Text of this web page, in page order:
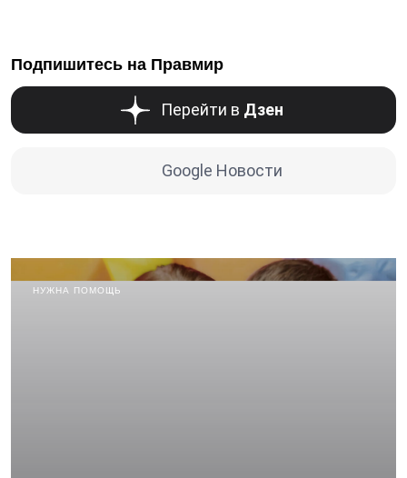
Подпишитесь на Правмир
Перейти в Дзен
Google Новости
НУЖНА ПОМОЩЬ